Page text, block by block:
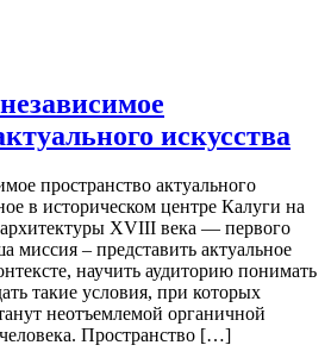
искусства
пространство актуального
в историческом центре Калуги на
XVIII века — первого
миссия – представить актуальное
научить аудиторию понимать
такие условия, при которых
неотъемлемой органичной
Пространство […]